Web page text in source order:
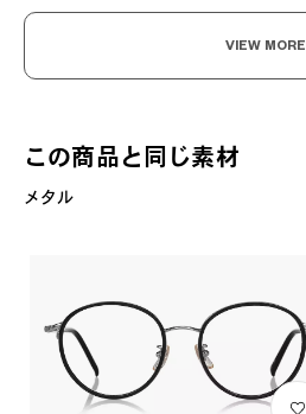
VIEW MORE
この商品と同じ素材
メタル